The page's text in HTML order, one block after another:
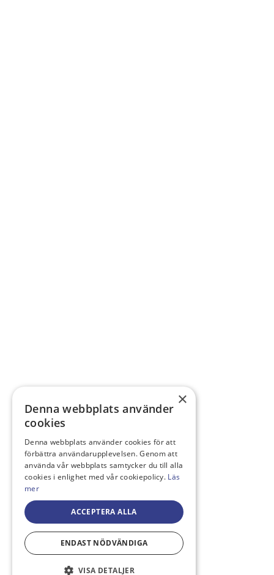
×
Denna webbplats använder
cookies
Denna webbplats använder cookies för att
förbättra användarupplevelsen. Genom att
använda vår webbplats samtycker du till alla
cookies i enlighet med vår cookiepolicy. Läs
mer
ACCEPTERA ALLA
ENDAST NÖDVÄNDIGA
VISA DETALJER